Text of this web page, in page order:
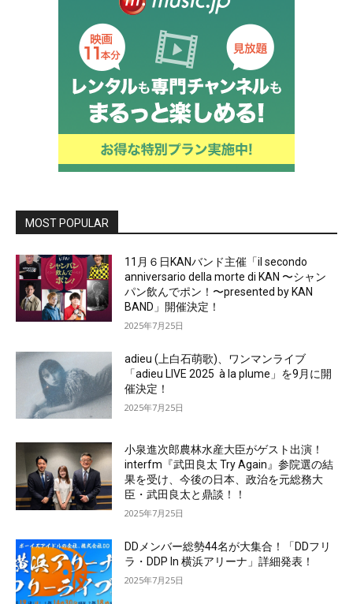
MOST POPULAR
11月６日KANバンド主催「il secondo
anniversario della morte di KAN 〜シャン
パン飲んでポン！〜presented by KAN
BAND」開催決定！
2025年7月25日
adieu (上白石萌歌)、ワンマンライブ
「adieu LIVE 2025 à la plume」を9月に開
催決定！
2025年7月25日
小泉進次郎農林水産大臣がゲスト出演！
interfm『武田良太 Try Again』参院選の結
果を受け、今後の日本、政治を元総務大
臣・武田良太と鼎談！！
2025年7月25日
DDメンバー総勢44名が大集合！「DDフリ
ラ・DDP In 横浜アリーナ」詳細発表！
2025年7月25日